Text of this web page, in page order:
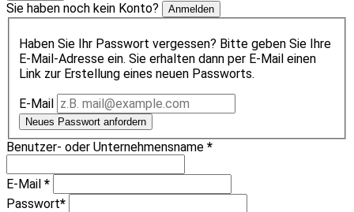
Sie haben noch kein Konto? Anmelden
Haben Sie Ihr Passwort vergessen? Bitte geben Sie Ihre
E-Mail-Adresse ein. Sie erhalten dann per E-Mail einen
Link zur Erstellung eines neuen Passworts.
E-Mail
Neues Passwort anfordern
Benutzer- oder Unternehmensname *
E-Mail *
Passwort*